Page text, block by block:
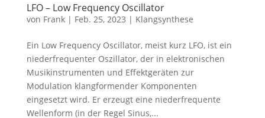
LFO – Low Frequency Oscillator
von Frank| Feb. 25, 2023 | Klangsynthese
Ein Low Frequency Oscillator, meist kurz LFO, ist ein
niederfrequenter Oszillator, der in elektronischen
Musikinstrumenten und Effektgeräten zur
Modulation klangformender Komponenten
eingesetzt wird. Er erzeugt eine niederfrequente
Wellenform (in der Regel Sinus,...